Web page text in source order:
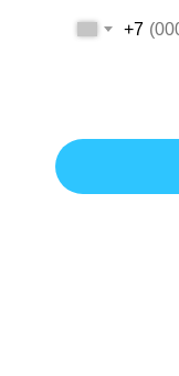
+7